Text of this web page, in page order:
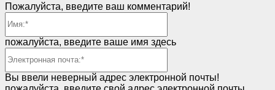
Пожалуйста, введите ваш комментарий!
пожалуйста, введите ваше имя здесь
Вы ввели неверный адрес электронной почты!